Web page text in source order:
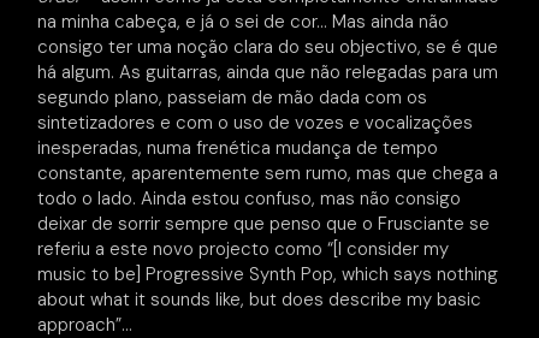
na minha cabeça, e já o sei de cor… Mas ainda não
consigo ter uma noção clara do seu objectivo, se é que
há algum. As guitarras, ainda que não relegadas para um
segundo plano, passeiam de mão dada com os
sintetizadores e com o uso de vozes e vocalizações
inesperadas, numa frenética mudança de tempo
constante, aparentemente sem rumo, mas que chega a
todo o lado. Ainda estou confuso, mas não consigo
deixar de sorrir sempre que penso que o Frusciante se
referiu a este novo projecto como “[I consider my
music to be] Progressive Synth Pop, which says nothing
about what it sounds like, but does describe my basic
approach”…